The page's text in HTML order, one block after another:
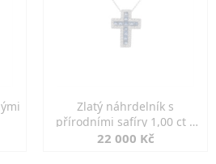
Zlatý náhrdelník s
přírodními safíry 1,00 ct a
diamanty
22 000 Kč